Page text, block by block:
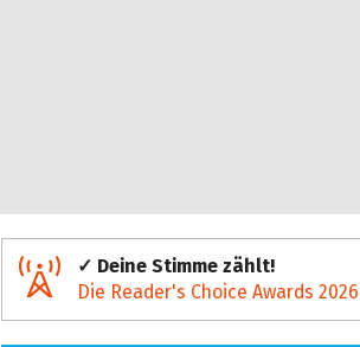
✓ Deine Stimme zählt!
Die Reader's Choice Awards 2026